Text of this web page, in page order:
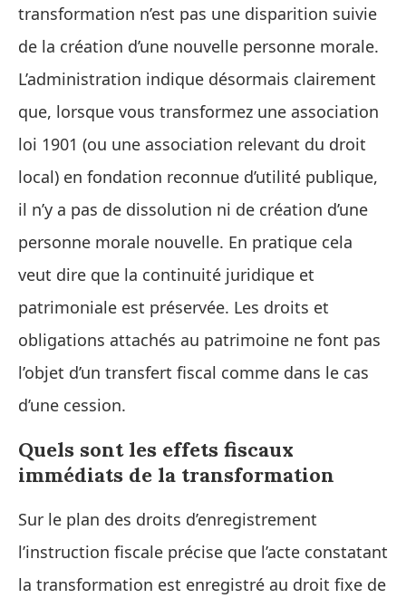
transformation n’est pas une disparition suivie
de la création d’une nouvelle personne morale.
L’administration indique désormais clairement
que, lorsque vous transformez une association
loi 1901 (ou une association relevant du droit
local) en fondation reconnue d’utilité publique,
il n’y a pas de dissolution ni de création d’une
personne morale nouvelle. En pratique cela
veut dire que la continuité juridique et
patrimoniale est préservée. Les droits et
obligations attachés au patrimoine ne font pas
l’objet d’un transfert fiscal comme dans le cas
d’une cession.
Quels sont les effets fiscaux
immédiats de la transformation
Sur le plan des droits d’enregistrement
l’instruction fiscale précise que l’acte constatant
la transformation est enregistré au droit fixe de